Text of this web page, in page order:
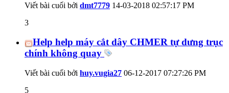
Viết bài cuối bởi dmt7779 14-03-2018 02:57:17 PM
3
Help help máy cắt dây CHMER tự dưng trục
chính không quay
Viết bài cuối bởi huy.vugia27 06-12-2017 07:27:26 PM
5